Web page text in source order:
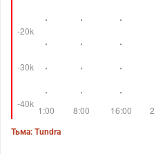
Тьма: Tundra